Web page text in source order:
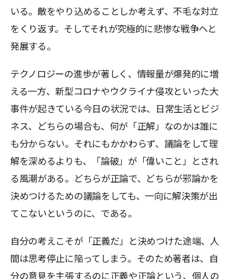
いる。敵をやり込めることしか考えず、不毛な対立
をくり返す。そしてそれが究極的に悲惨な戦争へと
発展する。
テクノロジーの進歩が著しく、情報量が爆発的に増
える一方、新型コロナやウクライナ侵攻といった大
事件が起きている今日の状況では、日常生活とビジ
ネス、どちらの場合も、何が「正解」なのかは誰に
も分からない。それにもかかわらず、議論をして理
解を深めるよりも、「論破」が「偉いこと」とされ
る風潮がある。どちらが正論で、どちらが邪論かを
決めつけるための議論をしても、一向に解決策が出
てこないというのに、である。
自分の考えこそが「正義だ」と決めつけた途端、人
間は思考停止に陥ってしまう。そのため著者は、自
分の意見を主張するのに正義や正論という、個人の